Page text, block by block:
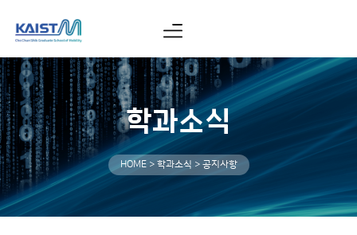
학과소식
HOME > 학과소식 > 공지사항